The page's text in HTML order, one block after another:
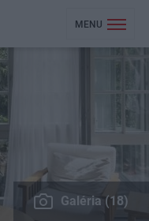
MENU
Galéria (18)